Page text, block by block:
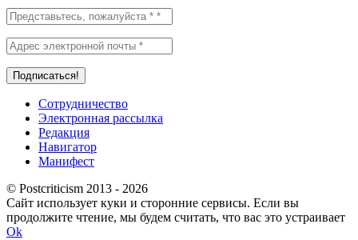
Сотрудничество
Электронная рассылка
Редакция
Навигатор
Манифест
© Postcriticism 2013 - 2026
Сайт использует куки и сторонние сервисы. Если вы
продолжите чтение, мы будем считать, что вас это устраивает
Ok